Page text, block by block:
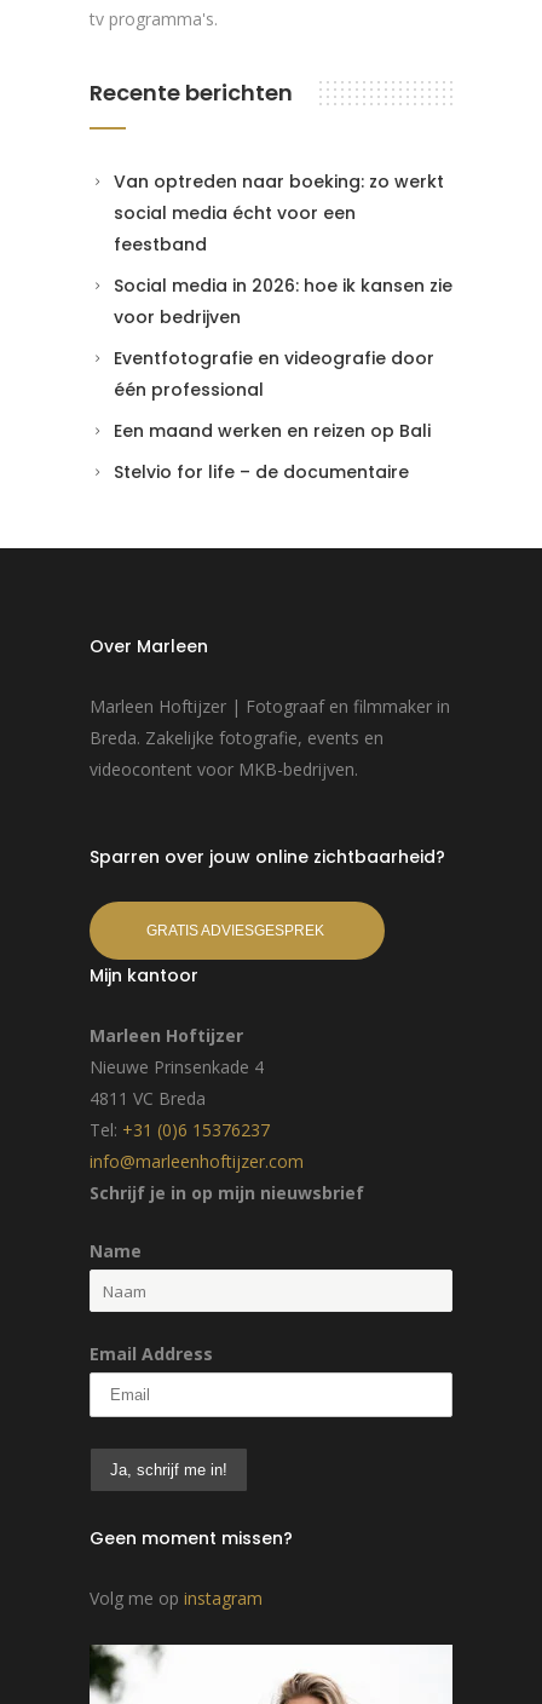
tv programma's.
Recente berichten
Van optreden naar boeking: zo werkt
social media écht voor een
feestband
Social media in 2026: hoe ik kansen zie
voor bedrijven
Eventfotografie en videografie door
één professional
Een maand werken en reizen op Bali
Stelvio for life – de documentaire
Over Marleen
Marleen Hoftijzer | Fotograaf en filmmaker in
Breda. Zakelijke fotografie, events en
videocontent voor MKB-bedrijven.
Sparren over jouw online zichtbaarheid?
GRATIS ADVIESGESPREK
Mijn kantoor
Marleen Hoftijzer
Nieuwe Prinsenkade 4
4811 VC Breda
Tel: +31 (0)6 15376237
info@marleenhoftijzer.com
Schrijf je in op mijn nieuwsbrief
Name
Email Address
Geen moment missen?
Volg me op instagram